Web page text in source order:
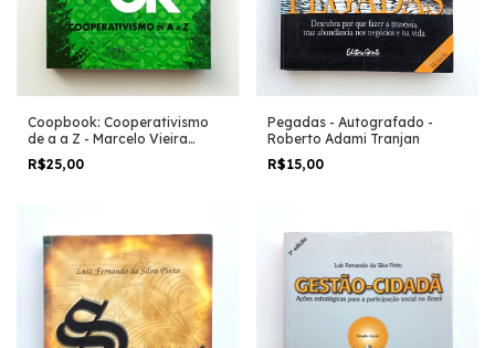
Coopbook: Cooperativismo
de a a Z - Marcelo Vieira
Martins
R$25,00
Pegadas - Autografado -
Roberto Adami Tranjan
R$15,00